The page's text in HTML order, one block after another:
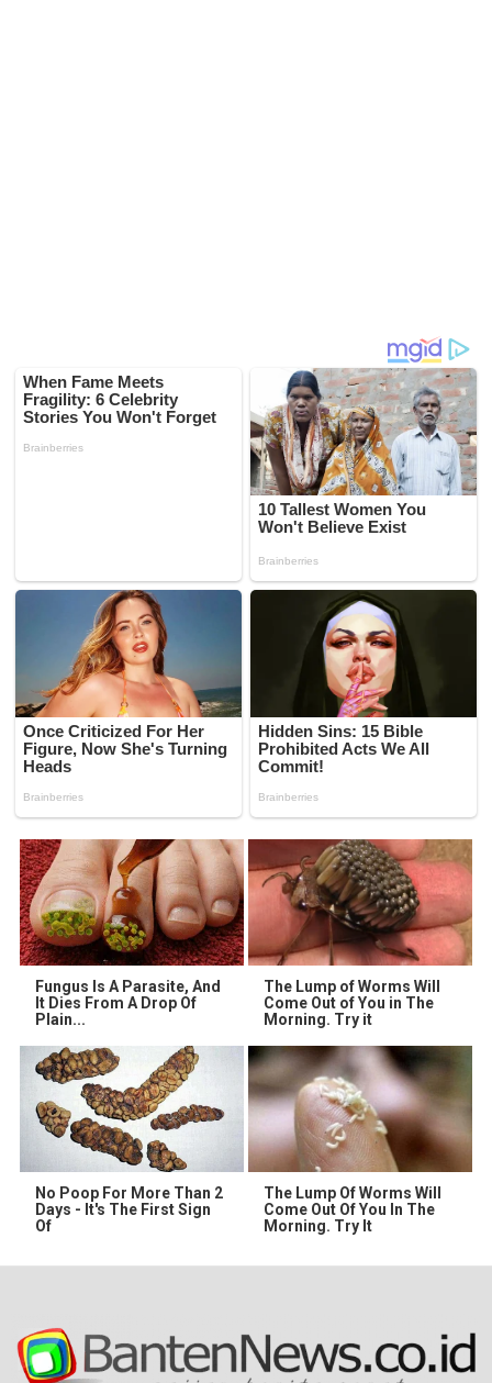
Fungus Is A Parasite, And
It Dies From A Drop Of
Plain...
The Lump of Worms Will
Come Out of You in The
Morning. Try it
No Poop For More Than 2
Days - It's The First Sign
Of
The Lump Of Worms Will
Come Out Of You In The
Morning. Try It